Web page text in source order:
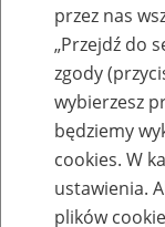
Baza
przez nas
„Przejdź do
zgody
wybierzesz
będziemy
cookies. W
ustawienia.
plików